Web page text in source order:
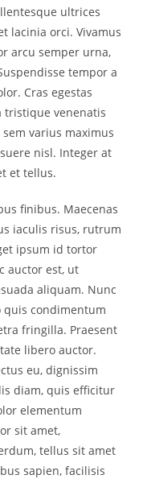
ultrices
lacinia orci. Vivamus
arcu semper urna,
tempor a
Cras egestas
tristique venenatis
varius maximus
nisl. Integer at
et tellus.
finibus. Maecenas
iaculis risus, rutrum
ipsum id tortor
auctor est, ut
aliquam. Nunc
quis condimentum
fringilla. Praesent
libero auctor.
eu, dignissim
diam, quis efficitur
elementum
sit amet,
tellus sit amet
sapien, facilisis